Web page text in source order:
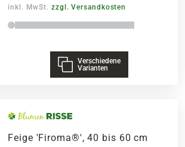
inkl. MwSt. zzgl. Versandkosten
Verschiedene
Varianten
Feige 'Firoma®', 40 bis 60 cm